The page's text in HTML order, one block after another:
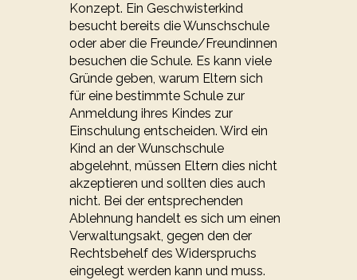
Konzept. Ein Geschwisterkind
besucht bereits die Wunschschule
oder aber die Freunde/Freundinnen
besuchen die Schule. Es kann viele
Gründe geben, warum Eltern sich
für eine bestimmte Schule zur
Anmeldung ihres Kindes zur
Einschulung entscheiden. Wird ein
Kind an der Wunschschule
abgelehnt, müssen Eltern dies nicht
akzeptieren und sollten dies auch
nicht. Bei der entsprechenden
Ablehnung handelt es sich um einen
Verwaltungsakt, gegen den der
Rechtsbehelf des Widerspruchs
eingelegt werden kann und muss.